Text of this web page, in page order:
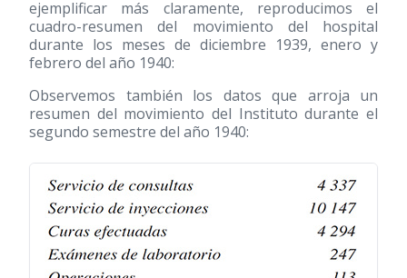
ejemplificar más claramente, reproducimos el
cuadro-resumen del movimiento del hospital
durante los meses de diciembre 1939, enero y
febrero del año 1940:
Observemos también los datos que arroja un
resumen del movimiento del Instituto durante el
segundo semestre del año 1940: